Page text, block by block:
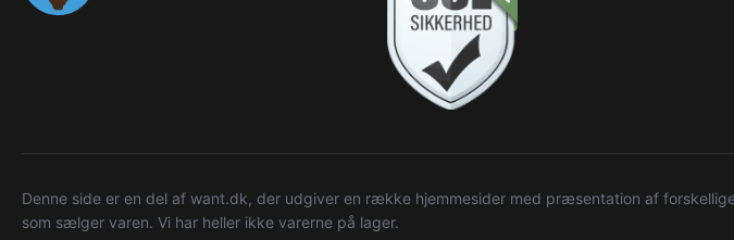
Denne side er en del af want.dk, der udgiver en række hjemmesider med præsentation af
som sælger varen. Vi har heller ikke varerne på lager.